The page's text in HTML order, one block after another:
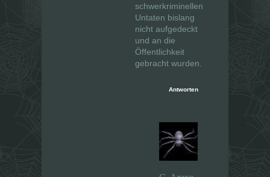
schwerkriminellen
Untaten bislang
nicht aufgedeckt
und an die
Öffentlichkeit
gebracht wurden.
Antworten